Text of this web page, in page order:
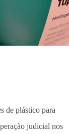
de plástico para
judicial nos